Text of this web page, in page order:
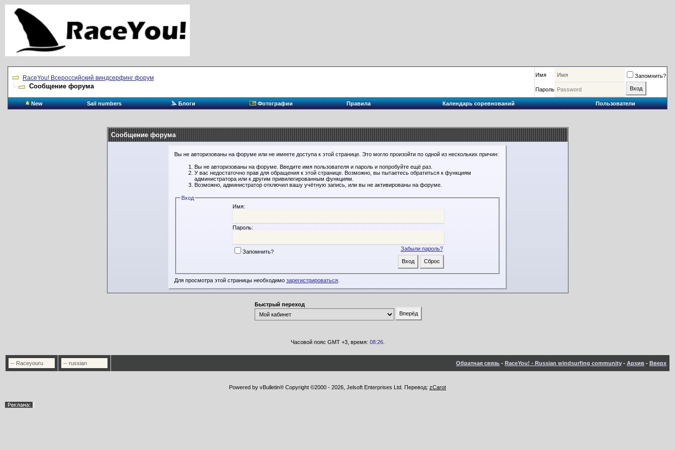
RaceYou! Всероссийский виндсерфинг форум
Сообщение форума
Имя Запомнить?
Пароль
New Sail numbers Блоги Фотографии Правила Календарь соревнований Пользователи
Сообщение форума
Вы не авторизованы на форуме или не имеете доступа к этой странице. Это могло произойти по одной из нескольких причин:
Вы не авторизованы на форуме. Введите имя пользователя и пароль и попробуйте ещё раз.
У вас недостаточно прав для обращения к этой странице. Возможно, вы пытаетесь обратиться к функциям
администратора или к другим привилегированным функциям.
Возможно, администратор отключил вашу учётную запись, или вы не активированы на форуме.
Вход
Имя:
Пароль:
Забыли пароль?
Запомнить?
Для просмотра этой страницы необходимо зарегистрироваться
Быстрый переход
Часовой пояс GMT +3, время: 08:26.
Обратная связь - RaceYou! - Russian windsurfing community - Архив - Вверх
Powered by vBulletin® Copyright ©2000 - 2026, Jelsoft Enterprises Ltd. Перевод: zCarot